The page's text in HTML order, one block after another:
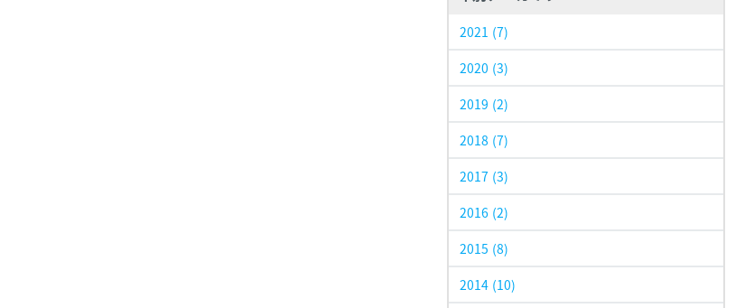
2021 (7)
2020 (3)
2019 (2)
2018 (7)
2017 (3)
2016 (2)
2015 (8)
2014 (10)